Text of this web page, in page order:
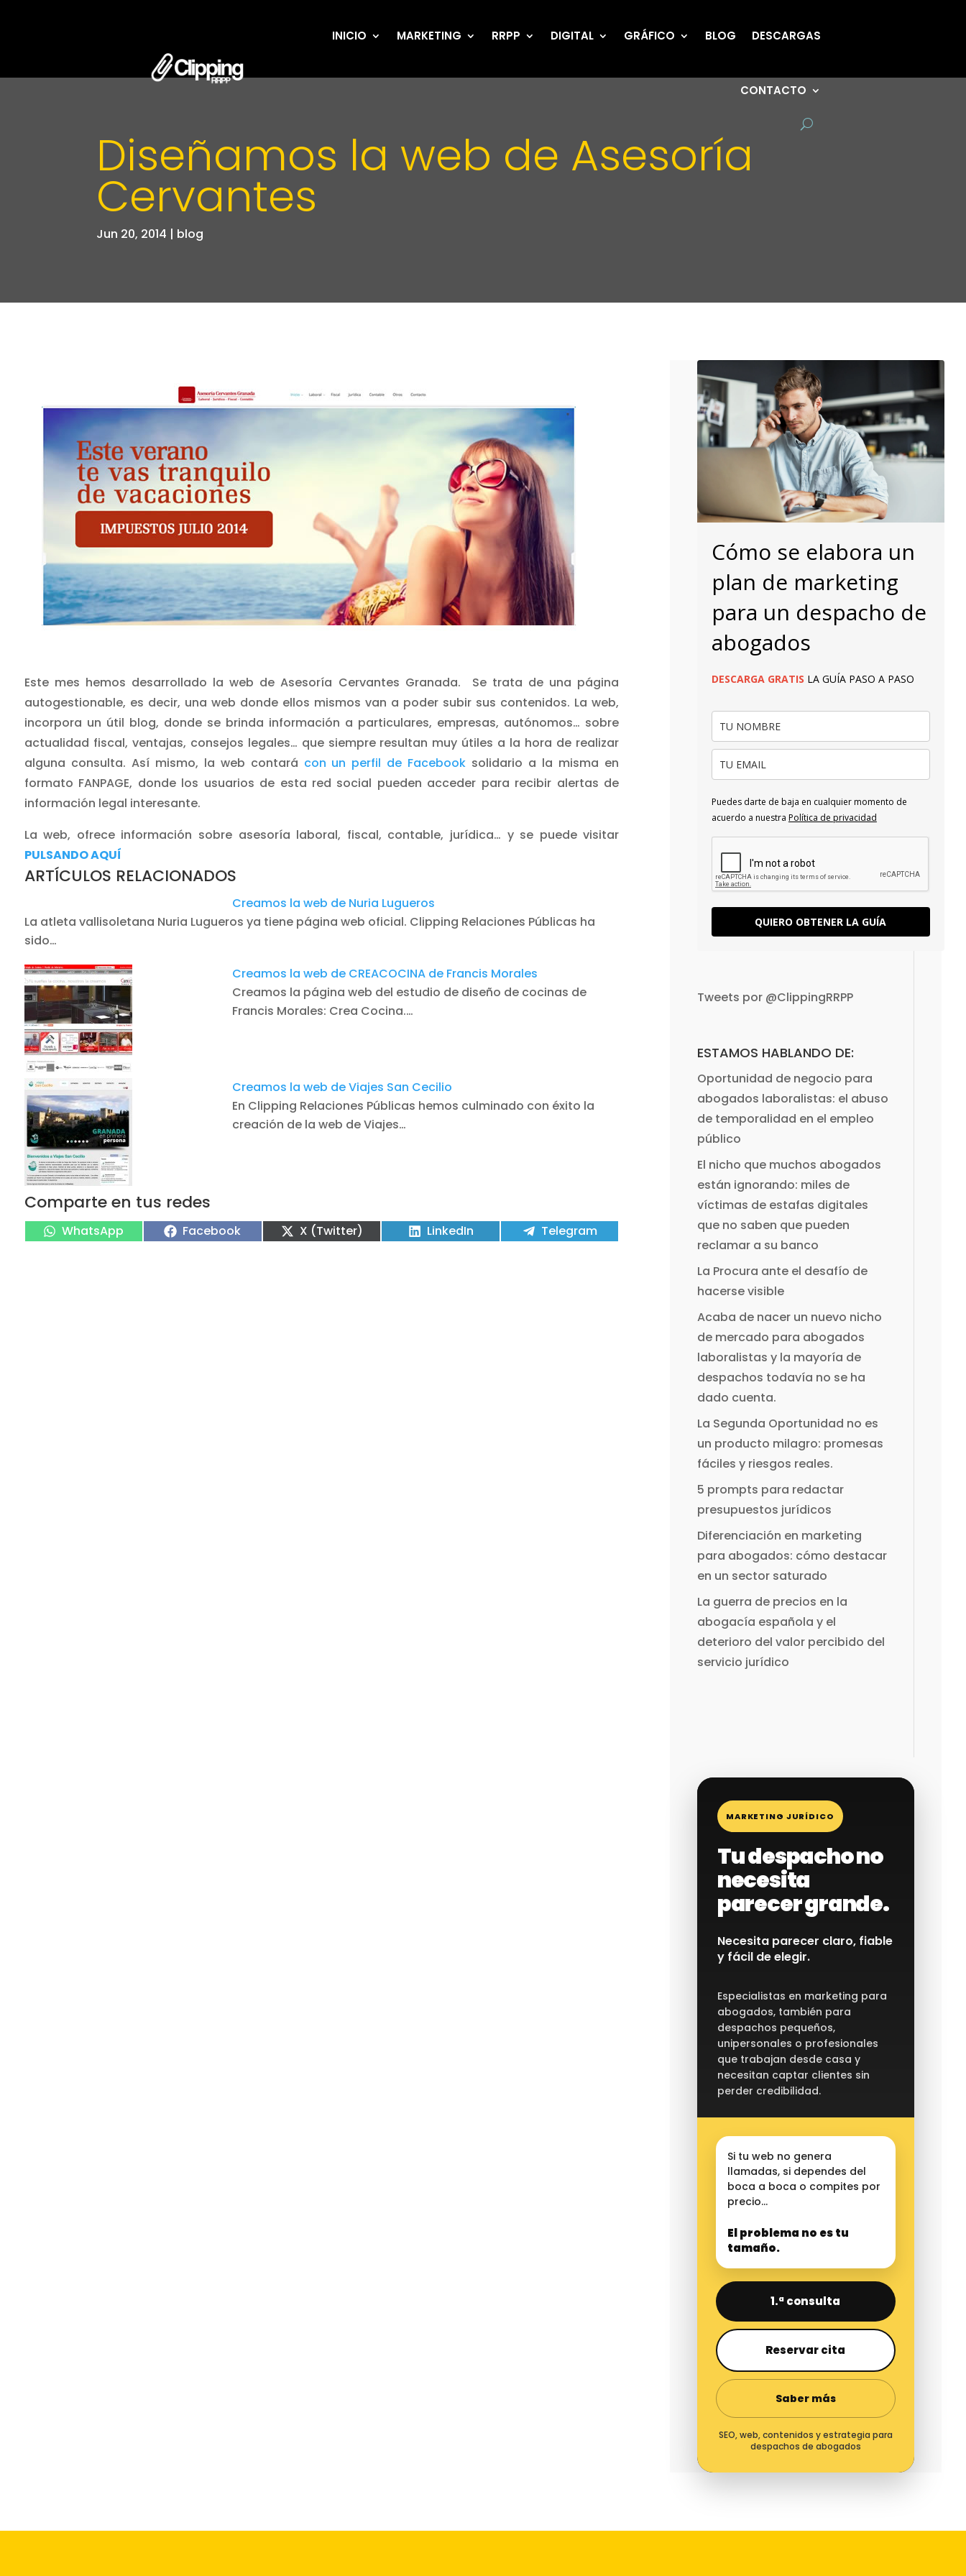
INICIO MARKETING RRPP DIGITAL GRÁFICO BLOG DESCARGAS
CONTACTO
Diseñamos la web de Asesoría
Cervantes
Jun 20, 2014 | blog
Este mes hemos desarrollado la web de Asesoría Cervantes Granada. Se trata de una página
autogestionable, es decir, una web donde ellos mismos van a poder subir sus contenidos. La web,
incorpora un útil blog, donde se brinda información a particulares, empresas, autónomos… sobre
actualidad fiscal, ventajas, consejos legales… que siempre resultan muy útiles a la hora de realizar
alguna consulta. Así mismo, la web contará con un perfil de Facebook solidario a la misma en
formato FANPAGE, donde los usuarios de esta red social pueden acceder para recibir alertas de
información legal interesante.
La web, ofrece información sobre asesoría laboral, fiscal, contable, jurídica… y se puede visitar
PULSANDO AQUÍ
ARTÍCULOS RELACIONADOS
Creamos la web de Nuria Lugueros
La atleta vallisoletana Nuria Lugueros ya tiene página web oficial. Clipping Relaciones Públicas ha
sido…
Creamos la web de CREACOCINA de Francis Morales
Creamos la página web del estudio de diseño de cocinas de
Francis Morales: Crea Cocina.…
Creamos la web de Viajes San Cecilio
En Clipping Relaciones Públicas hemos culminado con éxito la
creación de la web de Viajes…
Comparte en tus redes
Compartir
en
WhatsApp Compartir
en
Facebook Compartir
en
X (Twitter) Compartir
en
LinkedIn Compartir
en
Telegram
Cómo se elabora un
plan de marketing
para un despacho de
abogados
DESCARGA GRATIS LA GUÍA PASO A PASO
Puedes darte de baja en cualquier momento de
acuerdo a nuestra Política de privacidad
QUIERO OBTENER LA GUÍA
Tweets por @ClippingRRPP
ESTAMOS HABLANDO DE:
Oportunidad de negocio para
abogados laboralistas: el abuso
de temporalidad en el empleo
público
El nicho que muchos abogados
están ignorando: miles de
víctimas de estafas digitales
que no saben que pueden
reclamar a su banco
La Procura ante el desafío de
hacerse visible
Acaba de nacer un nuevo nicho
de mercado para abogados
laboralistas y la mayoría de
despachos todavía no se ha
dado cuenta.
La Segunda Oportunidad no es
un producto milagro: promesas
fáciles y riesgos reales.
5 prompts para redactar
presupuestos jurídicos
Diferenciación en marketing
para abogados: cómo destacar
en un sector saturado
La guerra de precios en la
abogacía española y el
deterioro del valor percibido del
servicio jurídico
MARKETING JURÍDICO
Tu despacho no
necesita
parecer grande.
Necesita parecer claro, fiable
y fácil de elegir.
Especialistas en marketing para
abogados, también para
despachos pequeños,
unipersonales o profesionales
que trabajan desde casa y
necesitan captar clientes sin
perder credibilidad.
Si tu web no genera
llamadas, si dependes del
boca a boca o compites por
precio…
El problema no es tu
tamaño.
1.ª consulta
Reservar cita
Saber más
SEO, web, contenidos y estrategia para
despachos de abogados